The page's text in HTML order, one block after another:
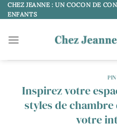
Passer
au
CHEZ JEANNE : UN COCON DE
ENFANTS
PIN
Inspirez votre
styles de
votre